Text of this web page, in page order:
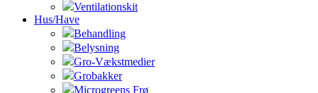
Ventilationskit
Hus/Have
Behandling
Belysning
Gro-Vækstmedier
Grobakker
Microgreens Frø